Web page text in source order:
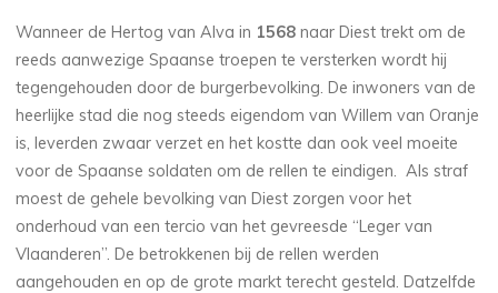
Wanneer de Hertog van Alva in 1568naar Diest trekt om de
reeds aanwezige Spaanse troepen te versterken wordt hij
tegengehouden door de burgerbevolking. De inwoners van de
heerlijke stad die nog steeds eigendom van Willem van Oranje
is, leverden zwaar verzet en het kostte dan ook veel moeite
voor de Spaanse soldaten om de rellen te eindigen. Als straf
moest de gehele bevolking van Diest zorgen voor het
onderhoud van een tercio van het gevreesde “Leger van
Vlaanderen”. De betrokkenen bij de rellen werden
aangehouden en op de grote markt terecht gesteld. Datzelfde